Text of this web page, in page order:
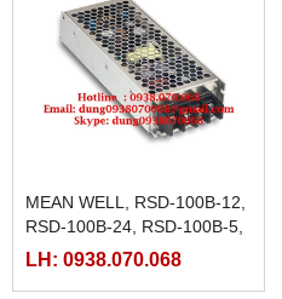
MEAN WELL, RSD-100B-12,
RSD-100B-24, RSD-100B-5,
RSD-100C-12, RSD-100C-
LH: 0938.070.068